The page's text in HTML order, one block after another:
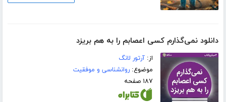
دانلود نمی‌گذارم کسی اعصابم را به هم بریزد
از:آرتور لانگ
موضوع:روانشناسی و موفقیت
۱۸۷ صفحه